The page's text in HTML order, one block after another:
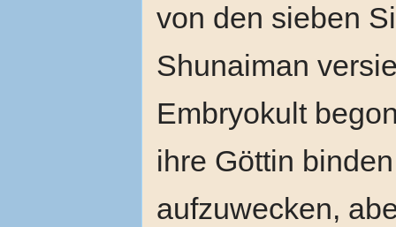
von den sieben
Shunaiman
Embryokult
ihre Göttin
aufzuwecken,